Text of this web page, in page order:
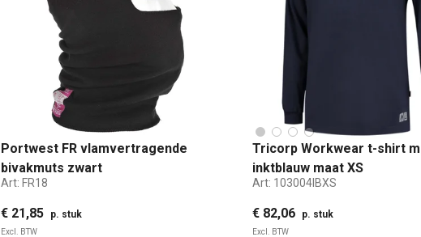
Portwest FR vlamvertragende
bivakmuts zwart
Art: FR18
€ 21,85 p. stuk
Excl. BTW
Tricorp Workwear t-shirt
inktblauw maat XS
Art: 103004IBXS
€ 82,06 p. stuk
Excl. BTW